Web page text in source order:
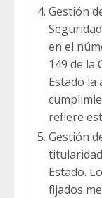
Gestión
en el
149 de la
Estado la
refiere
Gestión
Estado.
fijados